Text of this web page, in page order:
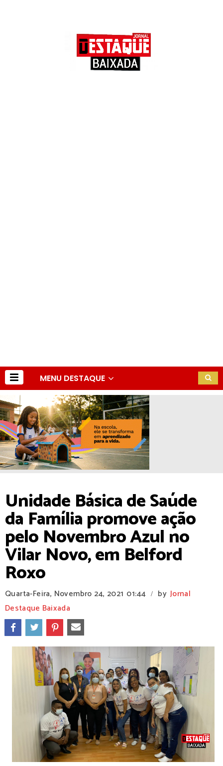
MENU DESTAQUE
Unidade Básica de Saúde
da Família promove ação
pelo Novembro Azul no
Vilar Novo, em Belford
Roxo
Quarta-Feira, Novembro 24, 2021 01:44 / by Jornal
Destaque Baixada